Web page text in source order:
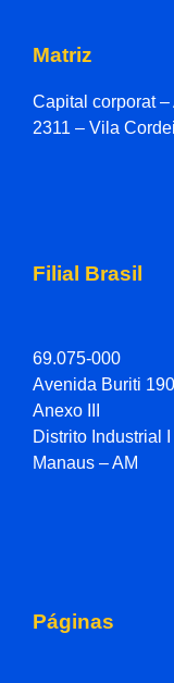
Matriz
Capital corporat
2311 – Vila
Filial Brasil
69.075-000
Avenida Buriti
Anexo III
Distrito Industrial I
Manaus – AM
Páginas